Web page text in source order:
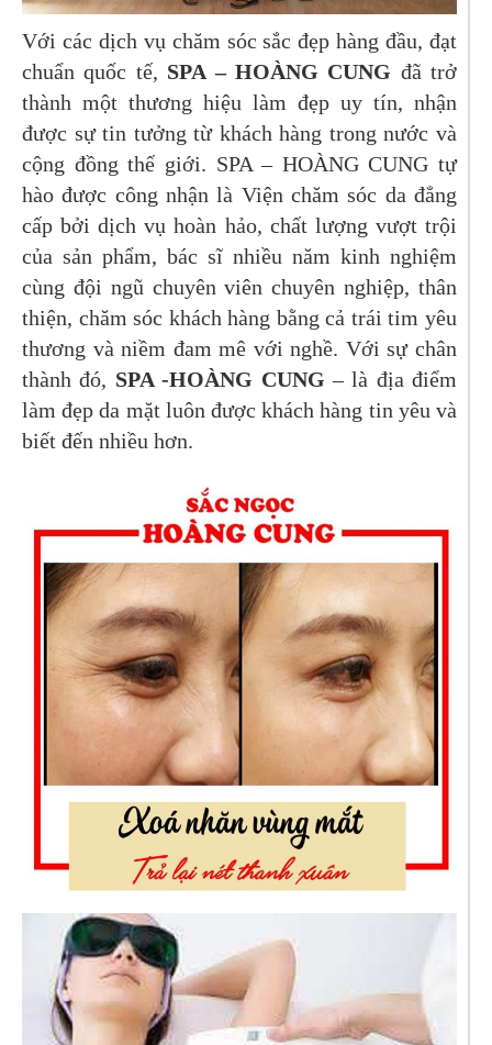
Với các dịch vụ chăm sóc sắc đẹp hàng đầu, đạt
chuẩn quốc tế, SPA – HOÀNG CUNG đã trở
thành một thương hiệu làm đẹp uy tín, nhận
được sự tin tưởng từ khách hàng trong nước và
cộng đồng thế giới. SPA – HOÀNG CUNG tự
hào được công nhận là Viện chăm sóc da đẳng
cấp bởi dịch vụ hoàn hảo, chất lượng vượt trội
của sản phẩm, bác sĩ nhiều năm kinh nghiệm
cùng đội ngũ chuyên viên chuyên nghiệp, thân
thiện, chăm sóc khách hàng bằng cả trái tim yêu
thương và niềm đam mê với nghề. Với sự chân
thành đó, SPA -HOÀNG CUNG – là địa điểm
làm đẹp da mặt luôn được khách hàng tin yêu và
biết đến nhiều hơn.